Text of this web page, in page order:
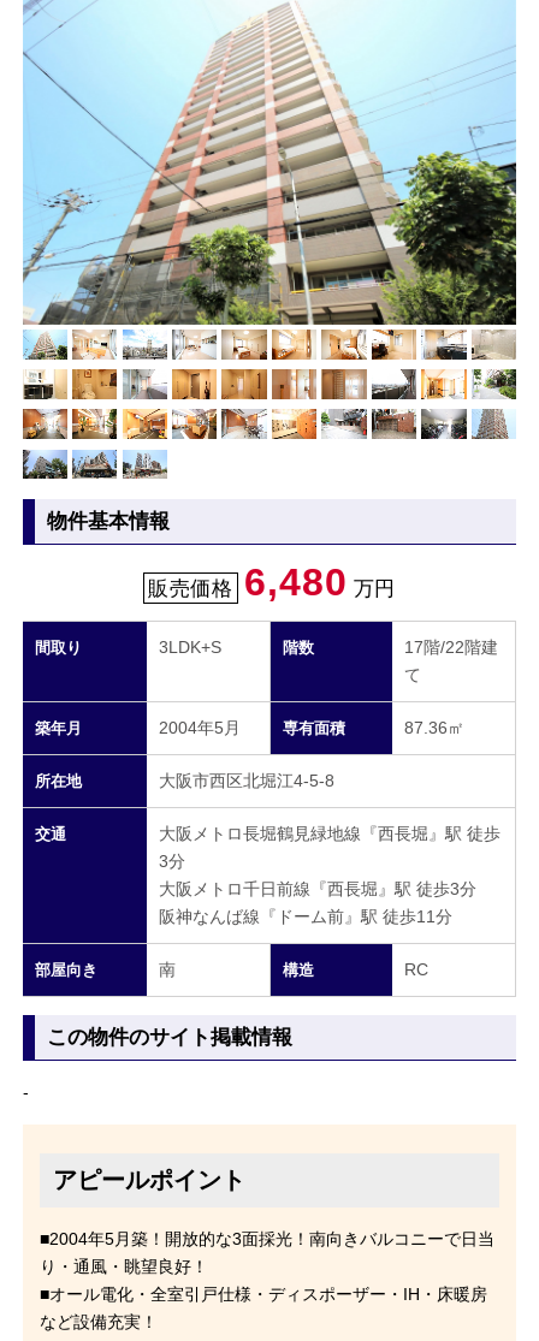
物件基本情報
販売価格 6,480 万円
間取り 3LDK+S 階数
17階/22階建
て
築年月 2004年5月 専有面積 87.36㎡
所在地 大阪市西区北堀江4-5-8
交通
大阪メトロ長堀鶴見緑地線『西長堀』駅 徒歩
3分
大阪メトロ千日前線『西長堀』駅 徒歩3分
阪神なんば線『ドーム前』駅 徒歩11分
部屋向き 南 構造 RC
この物件のサイト掲載情報
-
アピールポイント
■2004年5月築！開放的な3面採光！南向きバルコニーで日当
り・通風・眺望良好！
■オール電化・全室引戸仕様・ディスポーザー・IH・床暖房
など設備充実！